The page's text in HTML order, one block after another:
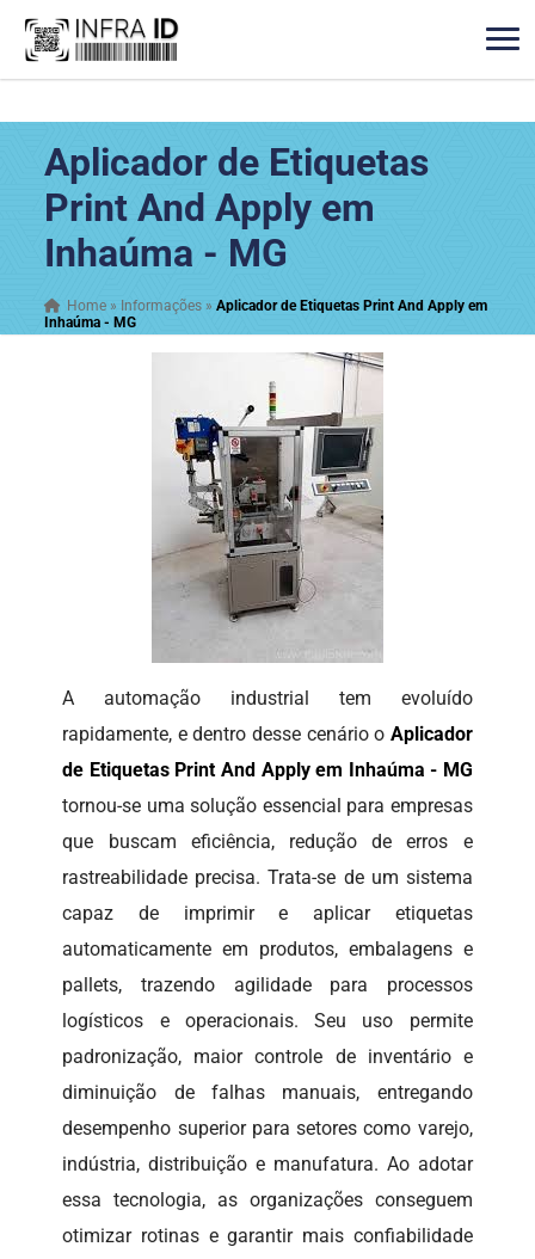
Aplicador de Etiquetas
Print And Apply em
Inhaúma - MG
Home » Informações »Aplicador de Etiquetas Print And Apply em
Inhaúma - MG
A automação industrial tem evoluído
rapidamente, e dentro desse cenário o Aplicador
de Etiquetas Print And Apply em Inhaúma - MG
tornou-se uma solução essencial para empresas
que buscam eficiência, redução de erros e
rastreabilidade precisa. Trata-se de um sistema
capaz de imprimir e aplicar etiquetas
automaticamente em produtos, embalagens e
pallets, trazendo agilidade para processos
logísticos e operacionais. Seu uso permite
padronização, maior controle de inventário e
diminuição de falhas manuais, entregando
desempenho superior para setores como varejo,
indústria, distribuição e manufatura. Ao adotar
essa tecnologia, as organizações conseguem
otimizar rotinas e garantir mais confiabilidade